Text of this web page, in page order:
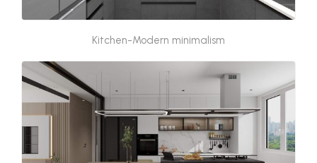
Kitchen-Modern minimalism